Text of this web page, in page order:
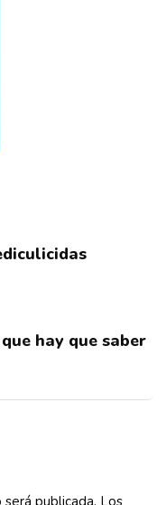
hay que saber
publicada. Los